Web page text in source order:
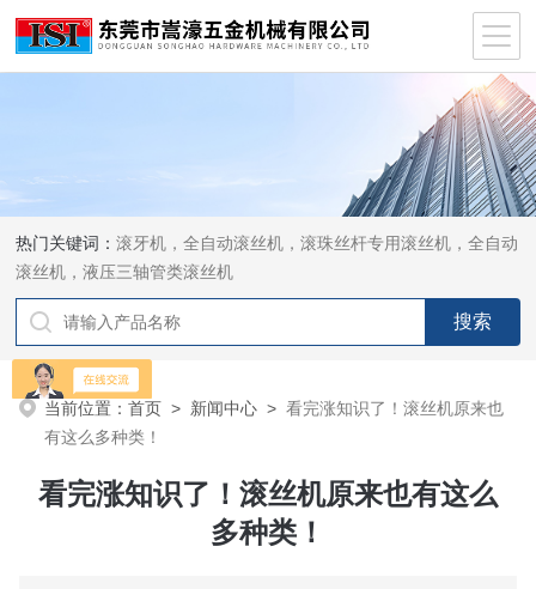
热门关键词：滚牙机，全自动滚丝机，滚珠丝杆专用滚丝机，全自动
滚丝机，液压三轴管类滚丝机
当前位置：首页 > 新闻中心 >看完涨知识了！滚丝机原来也
有这么多种类！
看完涨知识了！滚丝机原来也有这么
多种类！